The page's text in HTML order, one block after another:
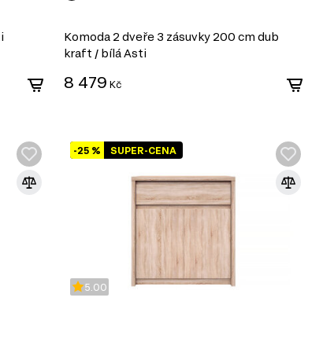
Komoda 2 dveře 3 zásuvky 200 cm dub
kraft / bílá Asti
8 479 Kč
SUPER-CENA
-25 %
5.00